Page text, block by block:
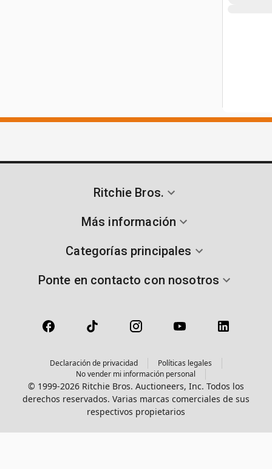
Ritchie Bros.
Más información
Categorías principales
Ponte en contacto con nosotros
Declaración de privacidad
Políticas legales
No vender mi información personal
© 1999-2026 Ritchie Bros. Auctioneers, Inc. Todos los
derechos reservados. Varias marcas comerciales de sus
respectivos propietarios